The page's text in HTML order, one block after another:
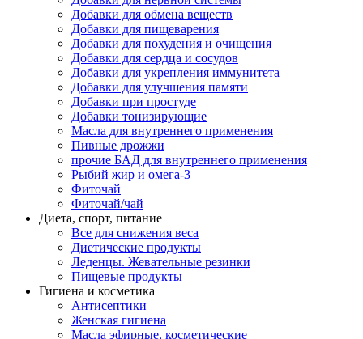
Добавки для обмена веществ
Добавки для пищеварения
Добавки для похудения и очищения
Добавки для сердца и сосудов
Добавки для укрепления иммунитета
Добавки для улучшения памяти
Добавки при простуде
Добавки тонизирующие
Масла для внутреннего применения
Пивные дрожжи
прочие БАД для внутреннего применения
Рыбий жир и омега-3
Фиточай
Фиточай/чай
Диета, спорт, питание
Все для снижения веса
Диетические продукты
Леденцы. Жевательные резинки
Пищевые продукты
Гигиена и косметика
Антисептики
Женская гигиена
Масла эфирные, косметические